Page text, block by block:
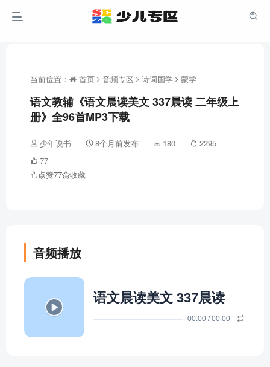
当前位置： 首页 音频专区 诗词国学 蒙学
语文教辅《语文晨读美文 337晨读 二年级上
册》全96首MP3下载
少年说书 8个月前发布 180
2295
77
点赞77 收藏
音频播放
00:00 /00:00